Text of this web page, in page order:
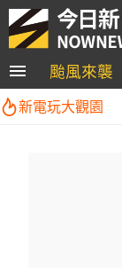
颱風來襲
新電玩大觀園